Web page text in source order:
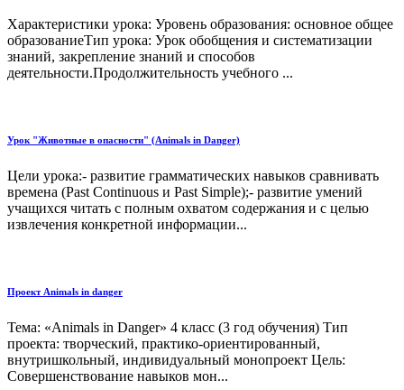
Характеристики урока: Уровень образования: основное общее
образованиеТип урока: Урок обобщения и систематизации
знаний, закрепление знаний и способов
деятельности.Продолжительность учебного ...
Урок "Животные в опасности" (Animals in Danger)
Цели урока:- развитие грамматических навыков сравнивать
времена (Past Continuous и Past Simple);- развитие умений
учащихся читать с полным охватом содержания и с целью
извлечения конкретной информации...
Проект Animals in danger
Тема: «Animals in Danger» 4 класс (3 год обучения) Тип
проекта: творческий, практико-ориентированный,
внутришкольный, индивидуальный монопроект Цель:
Совершенствование навыков мон...